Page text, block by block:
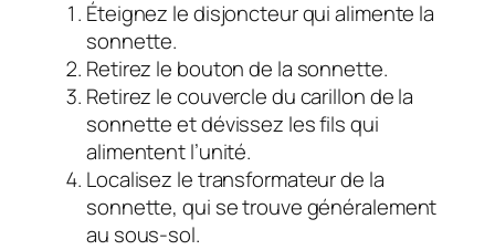
Éteignez le disjoncteur qui alimente la
sonnette.
Retirez le bouton de la sonnette.
Retirez le couvercle du carillon de la
sonnette et dévissez les fils qui
alimentent l’unité.
Localisez le transformateur de la
sonnette, qui se trouve généralement
au sous-sol.